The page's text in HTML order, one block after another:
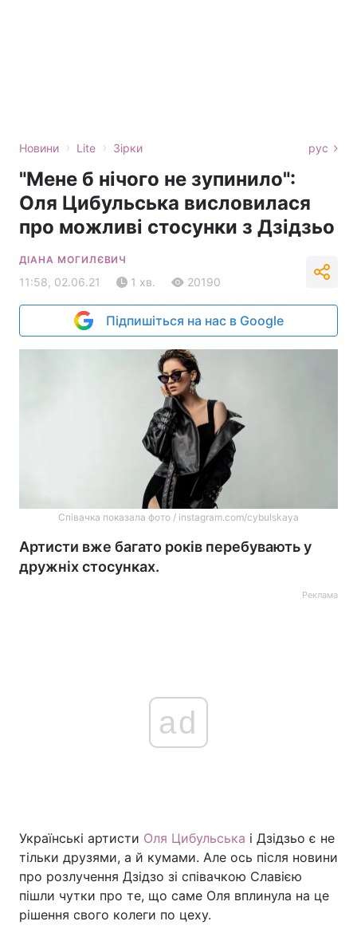
Новини › Lite › Зірки рус
"Мене б нічого не зупинило":
Оля Цибульська висловилася
про можливі стосунки з Дзідзьо
ДІАНА МОГИЛЄВИЧ
11:58, 02.06.21 1 хв. 20190
Підпишіться на нас в Google
Співачка показала фото / instagram.com/cybulskaya
Артисти вже багато років перебувають у
дружніх стосунках.
Реклама
ad
Українські артисти Оля Цибульська і Дзідзьо є не
тільки друзями, а й кумами. Але ось після новини
про розлучення Дзідзо зі співачкою Славією
пішли чутки про те, що саме Оля вплинула на це
рішення свого колеги по цеху.